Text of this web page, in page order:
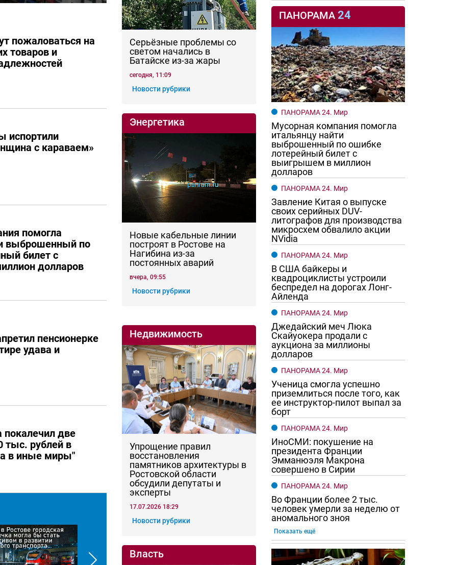
пожаловаться на
товаров и
испортили
с караваем»
помогла
выброшенный по
билет с
долларов
пенсионерке
удава и
две
тыс. рублей в
в иные миры"
Серьёзные проблемы со
светом начались в
Батайске из-за жары
сегодня, 11:09
Новости рубрики
Энергетика
Новые кабельные линии
построят в Ростове на
Нагибина из-за
постоянных аварий
вчера, 09:55
Новости рубрики
Недвижимость
Упрощение правил
восстановления
памятников архитектуры в
Ростовской области
обсудили депутаты и
эксперты
17.07.2026 18:29
Новости рубрики
Власть
ПАНОРАМА 24
ПАНОРАМА 24. Мир
Мусорная компания помогла
итальянцу найти
выброшенный по ошибке
лотерейный билет с
выигрышем в миллион
долларов
ПАНОРАМА 24. Мир
Завление Китая о выпуске
своих серийных DUV-
литографов для производства
микросхем обвалило акции
NVidia
ПАНОРАМА 24. Мир
В США байкеры и
квадроциклисты устроили
беспредел на дорогах Лонг-
Айленда
ПАНОРАМА 24. Мир
Джедайский меч Люка
Скайуокера продали с
аукциона за миллионы
долларов
ПАНОРАМА 24. Мир
Ученица смогла успешно
приземлиться после того, как
ее инструктор-пилот выпал за
борт
ПАНОРАМА 24. Мир
ИноСМИ: покушение на
президента Франции
Эмманюэля Макрона
совершено в Сирии
ПАНОРАМА 24. Мир
Во Франции более 2 тыс.
человек умерли за неделю от
аномального зноя
Показать ещё